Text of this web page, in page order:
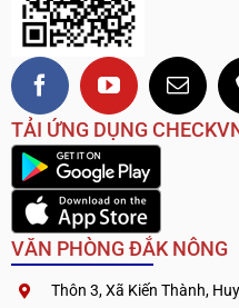
TẢI ỨNG DỤNG
VĂN PHÒNG ĐẮK NÔNG
Thôn 3, Xã Kiến Thành,